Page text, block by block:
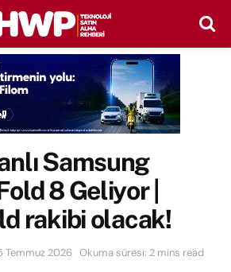
Samsung
8 Geliyor |
rakibi olacak!
Temmuz 2026 Okuma süresi: 2 mins read